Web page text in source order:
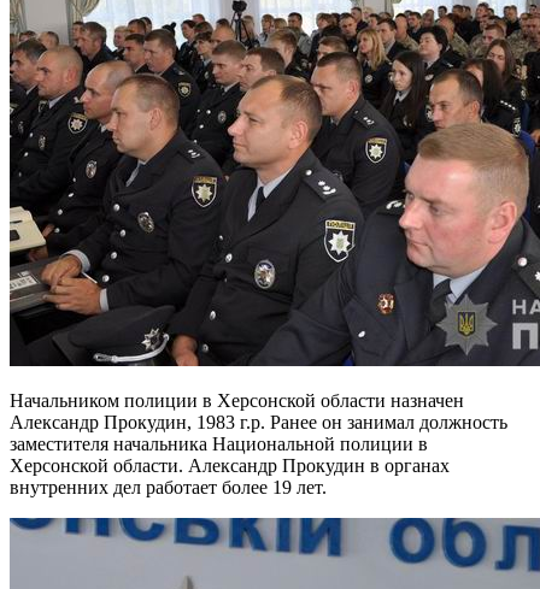
Начальником полиции в Херсонской области назначен
Александр Прокудин, 1983 г.р. Ранее он занимал должность
заместителя начальника Национальной полиции в
Херсонской области. Александр Прокудин в органах
внутренних дел работает более 19 лет.